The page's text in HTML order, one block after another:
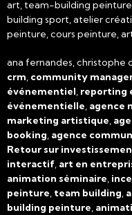
art, team-building
building sport, atelier
peinture, cours peinture,
ana fernandes, christophe
crm, community
événementiel, reporting
événementielle, agence
marketing artistique,
booking, agence
Retour sur
interactif, art en
animation séminaire,
peinture, team building,
building peinture,